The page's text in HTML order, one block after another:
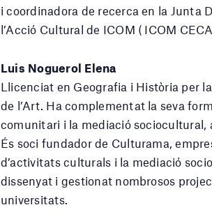
i coordinadora de recerca en la Junta
l’Acció Cultural de ICOM ( ICOM
Luis Noguerol Elena
Llicenciat en Geografia i Història per
de l’Art. Ha complementat la seva
comunitari i la mediació sociocultural,
És soci fundador de Culturama,
d’activitats culturals i la mediació
dissenyat i gestionat nombrosos
universitats.